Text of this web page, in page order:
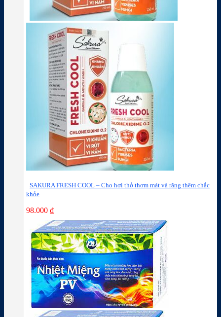
SAKURA FRESH COOL – Cho hơi thở thơm mát và răng thêm chắc
khỏe
98.000 ₫